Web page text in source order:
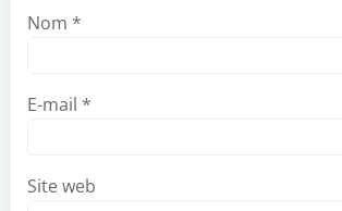
Nom *
E-mail *
Site web